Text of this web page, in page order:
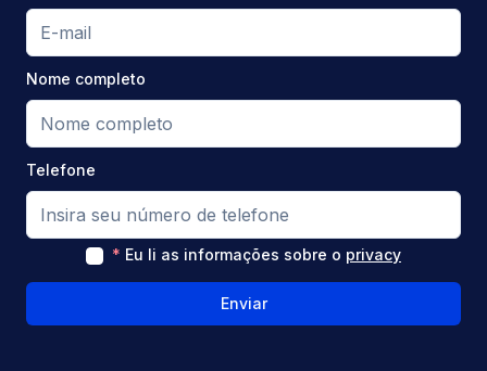
Nome completo
Telefone
* Eu li as informações sobre o privacy
Enviar